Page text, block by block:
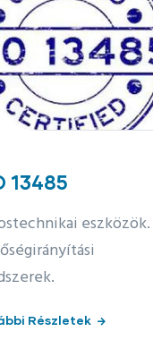
ISO 14001
irányítási